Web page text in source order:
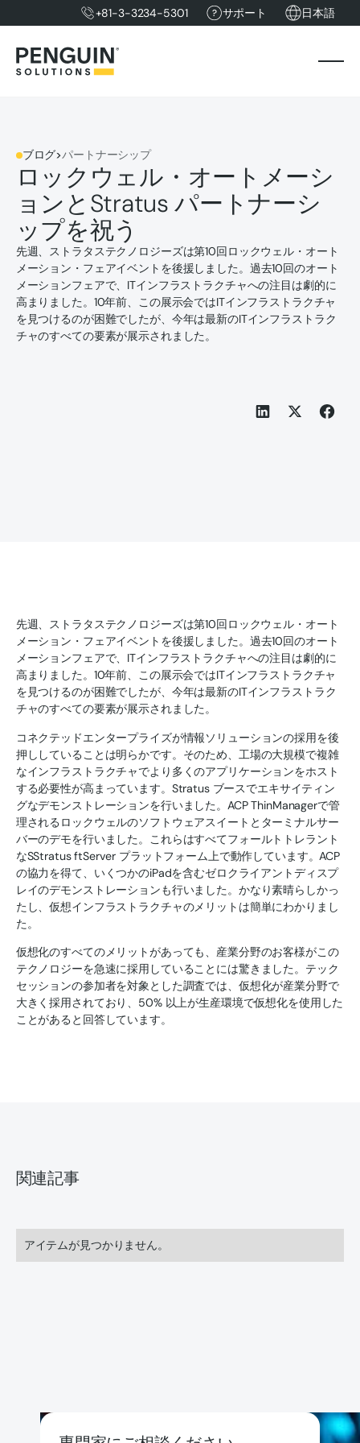
+81-3-3234-5301 サポート 日本語
ブログ>パートナーシップ
ロックウェル・オートメーシ
ョンとStratus パートナーシ
ップを祝う
先週、ストラタステクノロジーズは第10回ロックウェル・オート
メーション・フェアイベントを後援しました。過去10回のオート
メーションフェアで、ITインフラストラクチャへの注目は劇的に
高まりました。10年前、この展示会ではITインフラストラクチャ
を見つけるのが困難でしたが、今年は最新のITインフラストラク
チャのすべての要素が展示されました。
先週、ストラタステクノロジーズは第10回ロックウェル・オート
メーション・フェアイベントを後援しました。過去10回のオート
メーションフェアで、ITインフラストラクチャへの注目は劇的に
高まりました。10年前、この展示会ではITインフラストラクチャ
を見つけるのが困難でしたが、今年は最新のITインフラストラク
チャのすべての要素が展示されました。
コネクテッドエンタープライズが情報ソリューションの採用を後
押ししていることは明らかです。そのため、工場の大規模で複雑
なインフラストラクチャでより多くのアプリケーションをホスト
する必要性が高まっています。Stratus ブースでエキサイティン
グなデモンストレーションを行いました。ACP ThinManagerで管
理されるロックウェルのソフトウェアスイートとターミナルサー
バーのデモを行いました。これらはすべてフォールトトレラント
なSStratus ftServer プラットフォーム上で動作しています。ACP
の協力を得て、いくつかのiPadを含むゼロクライアントディスプ
レイのデモンストレーションも行いました。かなり素晴らしかっ
たし、仮想インフラストラクチャのメリットは簡単にわかりまし
た。
仮想化のすべてのメリットがあっても、産業分野のお客様がこの
テクノロジーを急速に採用していることには驚きました。テック
セッションの参加者を対象とした調査では、仮想化が産業分野で
大きく採用されており、50% 以上が生産環境で仮想化を使用した
ことがあると回答しています。
関連記事
アイテムが見つかりません。